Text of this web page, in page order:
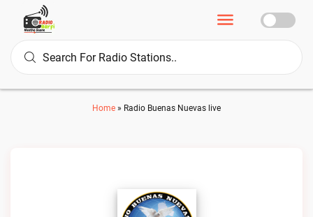
Home » Radio Buenas Nuevas live